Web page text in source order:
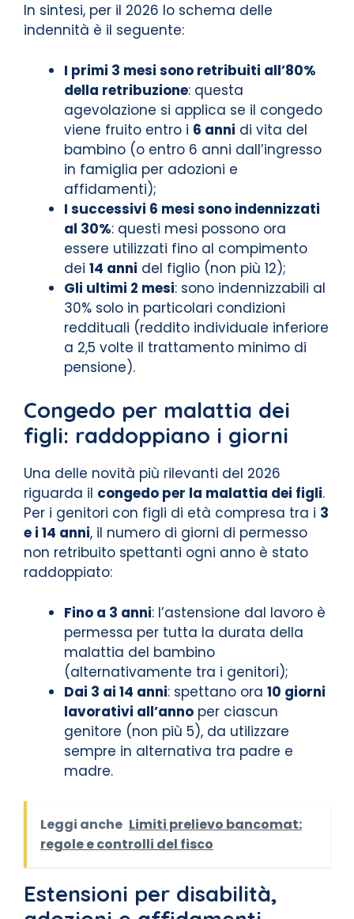
In sintesi, per il 2026 lo schema delle
indennità è il seguente:
I primi 3 mesi sono retribuiti all’80%
della retribuzione: questa
agevolazione si applica se il congedo
viene fruito entro i 6 anni di vita del
bambino (o entro 6 anni dall’ingresso
in famiglia per adozioni e
affidamenti);
I successivi 6 mesi sono indennizzati
al 30%: questi mesi possono ora
essere utilizzati fino al compimento
dei 14 anni del figlio (non più 12);
Gli ultimi 2 mesi: sono indennizzabili al
30% solo in particolari condizioni
reddituali (reddito individuale inferiore
a 2,5 volte il trattamento minimo di
pensione).
Congedo per malattia dei
figli: raddoppiano i giorni
Una delle novità più rilevanti del 2026
riguarda il congedo per la malattia dei figli.
Per i genitori con figli di età compresa tra i 3
e i 14 anni, il numero di giorni di permesso
non retribuito spettanti ogni anno è stato
raddoppiato:
Fino a 3 anni: l’astensione dal lavoro è
permessa per tutta la durata della
malattia del bambino
(alternativamente tra i genitori);
Dai 3 ai 14 anni: spettano ora 10 giorni
lavorativi all’anno per ciascun
genitore (non più 5), da utilizzare
sempre in alternativa tra padre e
madre.
Leggi anche Limiti prelievo bancomat:
regole e controlli del fisco
Estensioni per disabilità,